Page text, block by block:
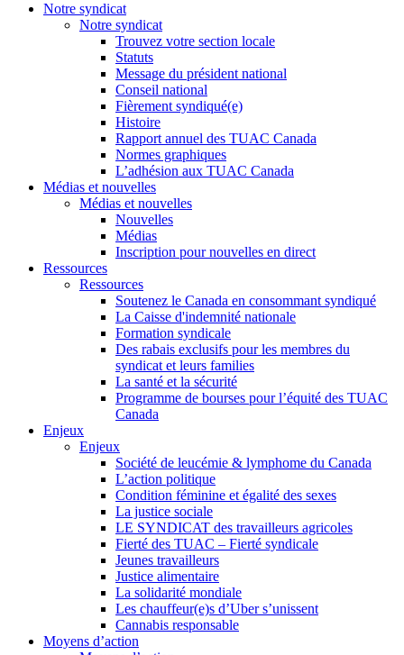
Notre syndicat
Notre syndicat
Trouvez votre section locale
Statuts
Message du président national
Conseil national
Fièrement syndiqué(e)
Histoire
Rapport annuel des TUAC Canada
Normes graphiques
L’adhésion aux TUAC Canada
Médias et nouvelles
Médias et nouvelles
Nouvelles
Médias
Inscription pour nouvelles en direct
Ressources
Ressources
Soutenez le Canada en consommant syndiqué
La Caisse d'indemnité nationale
Formation syndicale
Des rabais exclusifs pour les membres du
syndicat et leurs families
La santé et la sécurité
Programme de bourses pour l’équité des TUAC
Canada
Enjeux
Enjeux
Société de leucémie & lymphome du Canada
L’action politique
Condition féminine et égalité des sexes
La justice sociale
LE SYNDICAT des travailleurs agricoles
Fierté des TUAC – Fierté syndicale
Jeunes travailleurs
Justice alimentaire
La solidarité mondiale
Les chauffeur(e)s d’Uber s’unissent
Cannabis responsable
Moyens d’action